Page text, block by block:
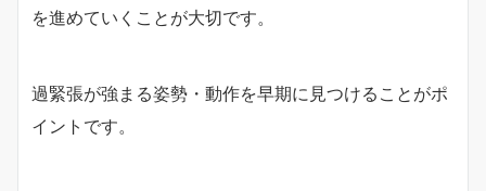
を進めていくことが大切です。
過緊張が強まる姿勢・動作を早期に見つけることがポ
イントです。